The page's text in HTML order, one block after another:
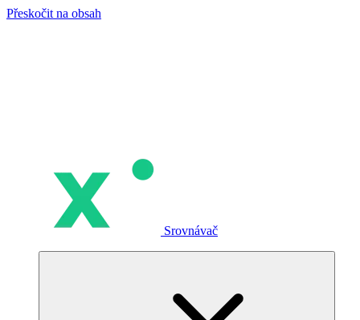
Přeskočit na obsah
Srovnávač